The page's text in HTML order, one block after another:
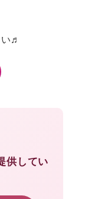
♬
供してい